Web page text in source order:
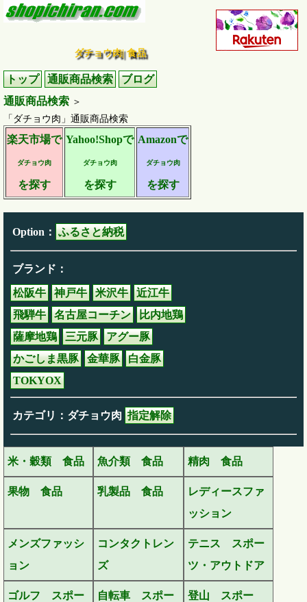
ダチョウ肉| 食品
トップ 通販商品検索
ブログ
通販商品検索 ＞
「ダチョウ肉」通販商品検索
楽天市場で
ダチョウ肉
を探す
Yahoo!Shopで
ダチョウ肉
を探す
Amazonで
ダチョウ肉
を探す
Option： ふるさと納税
ブランド：
松阪牛 神戸牛 米沢牛
近江牛
飛騨牛
名古屋コーチン
比内地鶏
薩摩地鶏
三元豚
アグー豚
かごしま黒豚
金華豚
白金豚
TOKYOX
カテゴリ：ダチョウ肉 指定解除
米・穀類 食品 魚介類 食品 精肉 食品
果物 食品 乳製品 食品
レディースファ
ッション
メンズファッシ
ョン
コンタクトレン
ズ
テニス スポー
ツ・アウトドア
ゴルフ スポー
自転車 スポー
登山 スポー